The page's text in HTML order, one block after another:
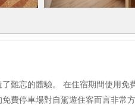
難忘的體驗。 在住宿期間使用
費停車場對自駕遊住客而言非常